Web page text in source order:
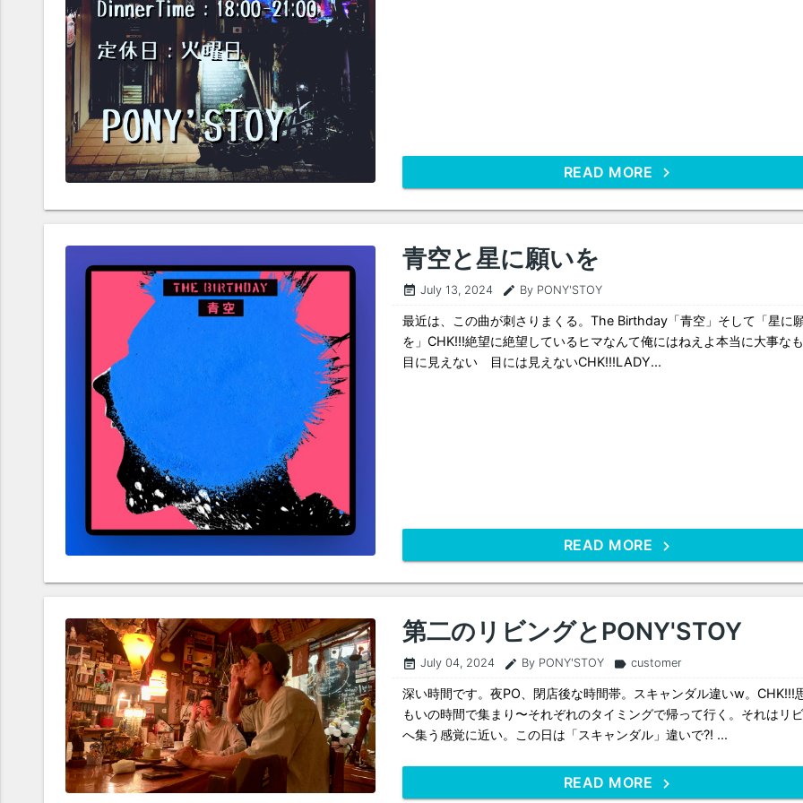
READ MORE
青空と星に願いを
event_note July 13, 2024 edit By PONY'STOY
最近は、この曲が刺さりまくる。The Birthday「青空」そして「星に
を」CHK!!!絶望に絶望しているヒマなんて俺にはねえよ本当に大事な
目に見えない 目には見えないCHK!!!LADY...
READ MORE
第二のリビングとPONY'STOY
event_note July 04, 2024 edit By PONY'STOY label customer
深い時間です。夜PO、閉店後な時間帯。スキャンダル違いw。CHK!!!
もいの時間で集まり〜それぞれのタイミングで帰って行く。それはリ
へ集う感覚に近い。この日は「スキャンダル」違いで?! ...
READ MORE